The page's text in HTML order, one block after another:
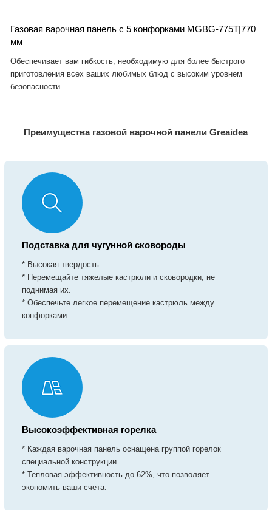
Газовая варочная панель с 5 конфорками MGBG-775T|770
мм
Обеспечивает вам гибкость, необходимую для более быстрого
приготовления всех ваших любимых блюд с высоким уровнем
безопасности.
Преимущества газовой варочной панели Greaidea
Подставка для чугунной сковороды
* Высокая твердость
* Перемещайте тяжелые кастрюли и сковородки, не
поднимая их.
* Обеспечьте легкое перемещение кастрюль между
конфорками.
Высокоэффективная горелка
* Каждая варочная панель оснащена группой горелок
специальной конструкции.
* Тепловая эффективность до 62%, что позволяет
экономить ваши счета.